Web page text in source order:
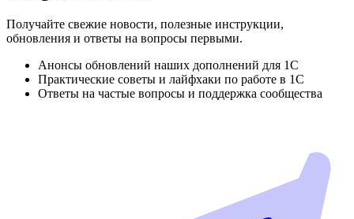
Получайте свежие новости, полезные инструкции,
обновления и ответы на вопросы первыми.
Анонсы обновлений наших дополнений для 1С
Практические советы и лайфхаки по работе в 1С
Ответы на частые вопросы и поддержка сообщества